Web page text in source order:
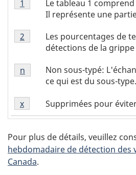
1
Note
1
Le tableau 1
Il représente une
Retour à la référence tableau
1
Tableau
1
Note
2
Les pourcentages de
détections de la grippe
Retour à la référence tableau
2
Tableau
1
Note
n
Non sous-typé:
ce qui est du sous-type.
Retour à la référence tableau
n
Tableau
1
-
Note
Supprimées pour
Retour à laréférence tableau
x
Pour plus de détails, veuillez
hebdomadaire de détection des
Canada.